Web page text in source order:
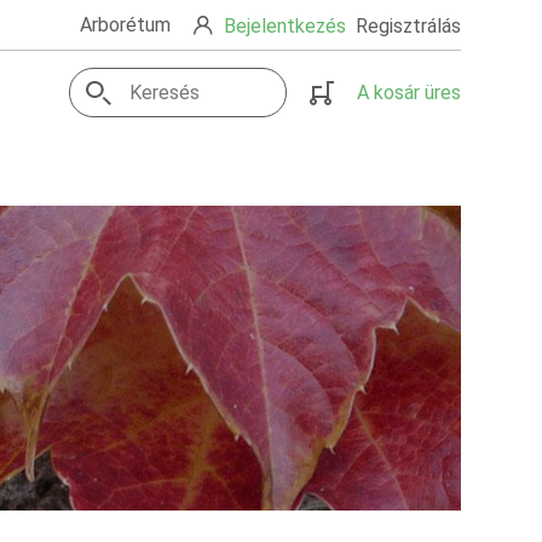
Arborétum Bejelentkezés Regisztrálás
A kosár üres